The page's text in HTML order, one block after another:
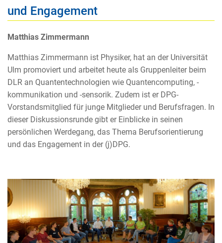
und Engagement
Matthias Zimmermann
Matthias Zimmermann ist Physiker, hat an der Universität
Ulm promoviert und arbeitet heute als Gruppenleiter beim
DLR an Quantentechnologien wie Quantencomputing, -
kommunikation und -sensorik. Zudem ist er DPG-
Vorstandsmitglied für junge Mitglieder und Berufsfragen. In
dieser Diskussionsrunde gibt er Einblicke in seinen
persönlichen Werdegang, das Thema Berufsorientierung
und das Engagement in der (j)DPG.